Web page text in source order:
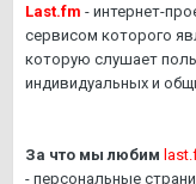
Last.fm - интернет-
сервисом которого
которую слушает
индивидуальных и
За что мы любим
- персональные